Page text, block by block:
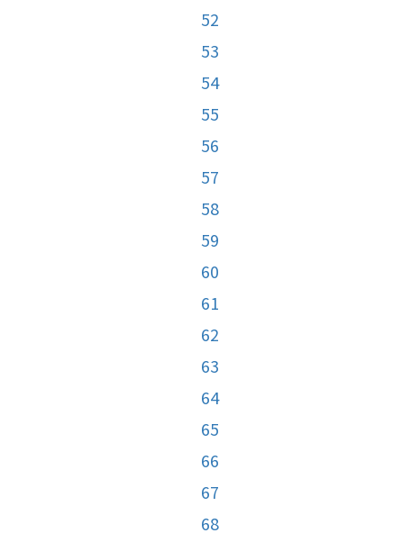
52
53
54
55
56
57
58
59
60
61
62
63
64
65
66
67
68